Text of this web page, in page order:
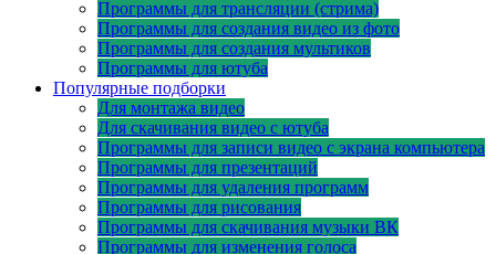
Программы для трансляции (стрима)
Программы для создания видео из фото
Программы для создания мультиков
Программы для ютуба
Популярные подборки
Для монтажа видео
Для скачивания видео с ютуба
Программы для записи видео с экрана компьютера
Программы для презентаций
Программы для удаления программ
Программы для рисования
Программы для скачивания музыки ВК
Программы для изменения голоса